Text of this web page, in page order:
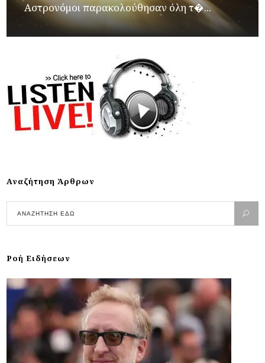
Αστρονόμοι παρακολούθησαν όλη τ�...
Αναζήτηση Άρθρων
Ροή Ειδήσεων